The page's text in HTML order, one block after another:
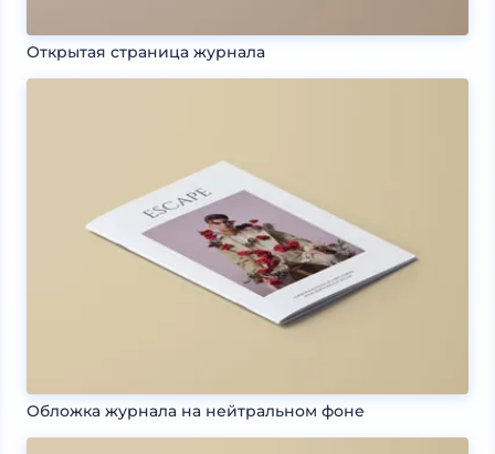
Открытая страница журнала
Обложка журнала на нейтральном фоне